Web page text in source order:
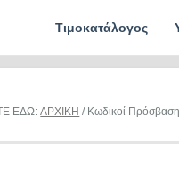
Τιμοκατάλογος
ΕΔΩ:ΑΡΧΙΚΗ / Κωδικοί